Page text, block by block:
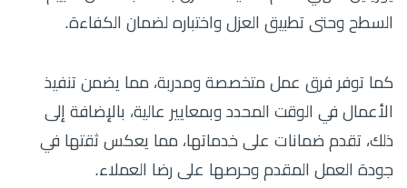
السطح وحتى تطبيق العزل واختباره لضمان الكفاءة.
كما توفر فرق عمل متخصصة ومدربة، مما يضمن تنفيذ
الأعمال في الوقت المحدد وبمعايير عالية، بالإضافة إلى
ذلك، تقدم ضمانات على خدماتها، مما يعكس ثقتها في
جودة العمل المقدم وحرصها على رضا العملاء.